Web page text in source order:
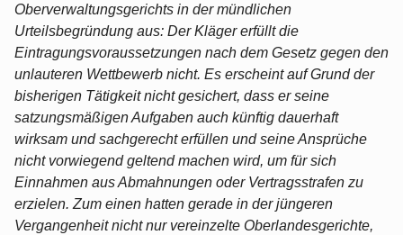
Oberverwaltungsgerichts in der mündlichen
Urteilsbegründung aus: Der Kläger erfüllt die
Eintragungsvoraussetzungen nach dem Gesetz gegen den
unlauteren Wettbewerb nicht. Es erscheint auf Grund der
bisherigen Tätigkeit nicht gesichert, dass er seine
satzungsmäßigen Aufgaben auch künftig dauerhaft
wirksam und sachgerecht erfüllen und seine Ansprüche
nicht vorwiegend geltend machen wird, um für sich
Einnahmen aus Abmahnungen oder Vertragsstrafen zu
erzielen. Zum einen hatten gerade in der jüngeren
Vergangenheit nicht nur vereinzelte Oberlandesgerichte,